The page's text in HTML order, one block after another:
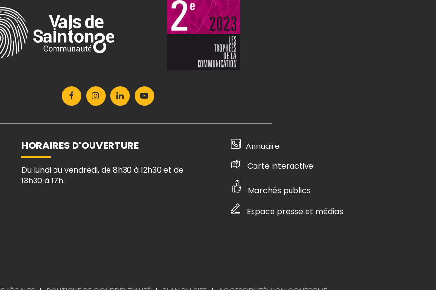
Lien
vers
Facebook
Lien
vers
Instagram
Lien
vers
Linkedin
Lien
vers
HORAIRES D'OUVERTURE
Du lundi au vendredi, de 8h30 à 12h30 et de
13h30 à 17h.
Annuaire
Carte interactive
Marchés publics
Espace presse et médias